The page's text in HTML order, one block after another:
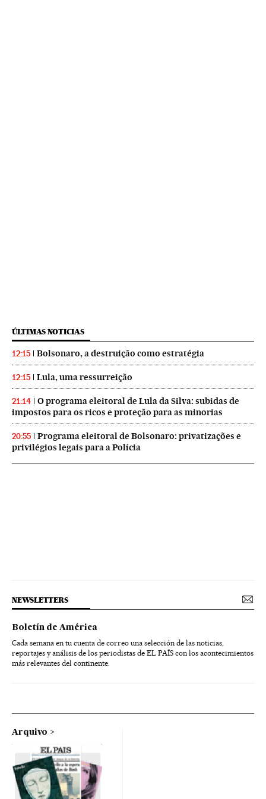
ÚLTIMAS NOTICIAS
12:15 Bolsonaro, a destruição como estratégia
12:15 Lula, uma ressurreição
21:14
O programa eleitoral de Lula da Silva: subidas de
impostos para os ricos e proteção para as minorias
20:55
Programa eleitoral de Bolsonaro: privatizações e
privilégios legais para a Polícia
NEWSLETTERS
Boletín de América
Cada semana en tu cuenta de correo una selección de las noticias,
reportajes y análisis de los periodistas de EL PAÍS con los acontecimientos
más relevantes del continente.
Arquivo